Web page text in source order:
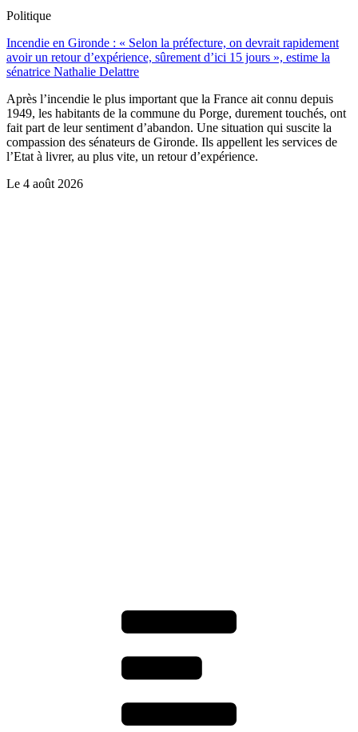
Politique
Incendie en Gironde : « Selon la préfecture, on devrait rapidement
avoir un retour d’expérience, sûrement d’ici 15 jours », estime la
sénatrice Nathalie Delattre
Après l’incendie le plus important que la France ait connu depuis
1949, les habitants de la commune du Porge, durement touchés, ont
fait part de leur sentiment d’abandon. Une situation qui suscite la
compassion des sénateurs de Gironde. Ils appellent les services de
l’Etat à livrer, au plus vite, un retour d’expérience.
Le 4 août 2026